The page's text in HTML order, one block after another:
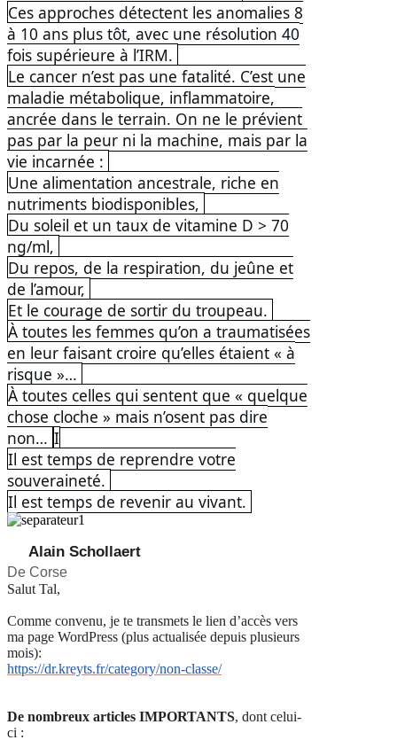
Ces approches détectent les anomalies 8
à 10 ans plus tôt, avec une résolution 40
fois supérieure à l’IRM.
Le cancer n’est pas une fatalité. C’est une
maladie métabolique, inflammatoire,
ancrée dans le terrain. On ne le prévient
pas par la peur ni la machine, mais par la
vie incarnée :
Une alimentation ancestrale, riche en
nutriments biodisponibles,
Du soleil et un taux de vitamine D > 70
ng/ml,
Du repos, de la respiration, du jeûne et
de l’amour,
Et le courage de sortir du troupeau.
À toutes les femmes qu’on a traumatisées
en leur faisant croire qu’elles étaient « à
risque »…
À toutes celles qui sentent que « quelque
chose cloche » mais n’osent pas dire
non… I
Il est temps de reprendre votre
souveraineté.
Il est temps de revenir au vivant.
Alain Schollaert
De Corse
Salut Tal,
Comme convenu, je te transmets le lien d’accès vers
ma page WordPress (plus actualisée depuis plusieurs
mois):
https://dr.kreyts.fr/category/non-classe/
De nombreux articles IMPORTANTS, dont celui-
ci :